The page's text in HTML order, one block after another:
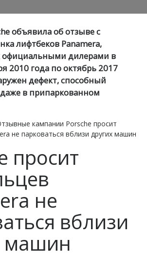
объявила об отзыве с
лифтбеков Panamera,
официальными дилерами в
2010 года по октябрь 2017
дефект, способный
в припаркованном
кампании Porsche просит
не парковаться вблизи других машин
просит
не
вблизи
машин